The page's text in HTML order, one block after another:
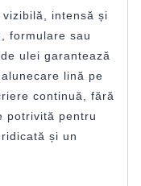
intensă și
formulare sau
ulei garantează
lină pe
continuă, fără
potrivită pentru
și un